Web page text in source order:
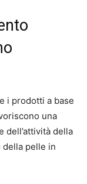
i prodotti a base
una
dell’attività della
pelle in